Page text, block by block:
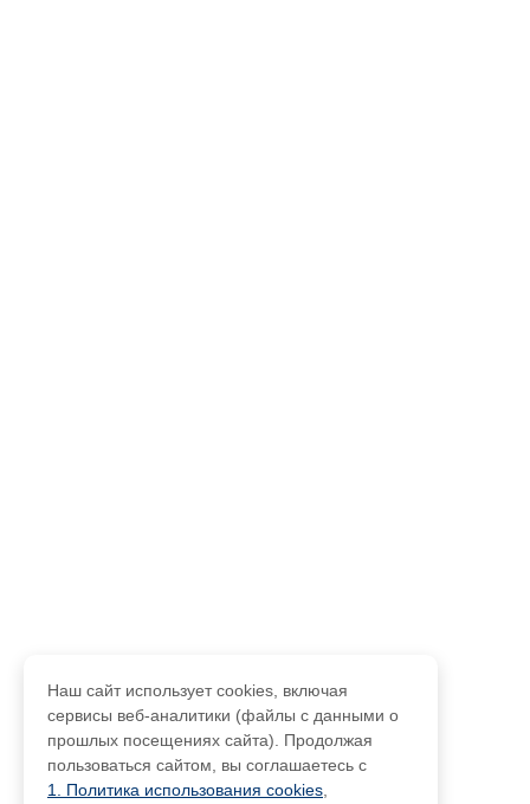
Наш сайт использует cookies, включая
сервисы веб-аналитики (файлы с данными о
прошлых посещениях сайта). Продолжая
пользоваться сайтом, вы соглашаетесь с
1. Политика использования cookies